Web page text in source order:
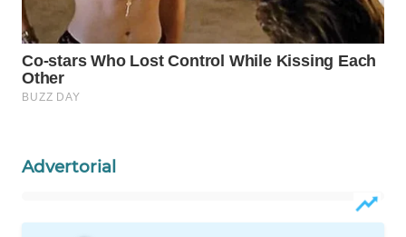
Advertorial
SURABAYA
WN
NATUNA
BINTAN
MANDALIKA